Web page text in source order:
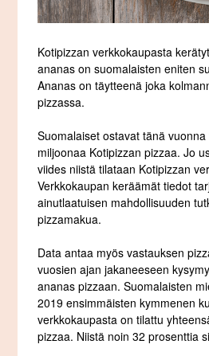
Kotipizzan verkkokaupasta
ananas on suomalaisten eniten
Ananas on täytteenä joka
pizzassa.
Suomalaiset ostavat tänä
miljoonaa Kotipizzan pizzaa. Jo
viides niistä tilataan Kotipizzan
Verkkokaupan keräämät tiedot
ainutlaatuisen mahdollisuuden
pizzamakua.
Data antaa myös vastauksen
vuosien ajan jakaneeseen
ananas pizzaan. Suomalaisten
2019 ensimmäisten kymmenen
verkkokaupasta on tilattu
pizzaa. Niistä noin 32 prosenttia